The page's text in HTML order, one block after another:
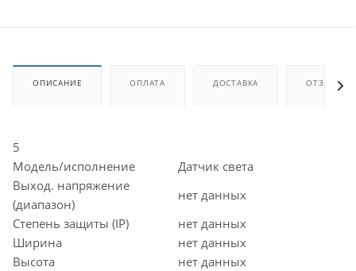
ОПИСАНИЕ ОПЛАТА ДОСТАВКА ОТЗЫВЫ
5
Модель/исполнение
Датчик света
Выход. напряжение
(диапазон)
нет данных
Степень защиты (IP)
нет данных
Ширина
нет данных
Высота
нет данных